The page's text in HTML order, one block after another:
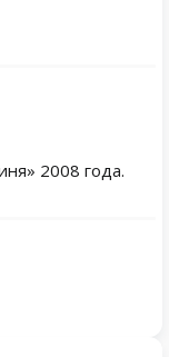
2008 года.